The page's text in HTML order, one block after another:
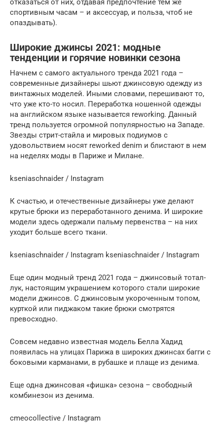
отказаться от них, отдавая предпочтение тем же
спортивным часам – и аксессуар, и польза, чтоб не
опаздывать).
Широкие джинсы 2021: модные
тенденции и горячие новинки сезона
Начнем с самого актуального тренда 2021 года –
современные дизайнеры шьют джинсовую одежду из
винтажных моделей. Иными словами, перешивают то,
что уже кто-то носил. Переработка ношенной одежды
на английском языке называется reworking. Данный
тренд пользуется огромной популярностью на Западе.
Звезды стрит-стайла и мировых подиумов с
удовольствием носят reworked denim и блистают в нем
на неделях моды в Париже и Милане.
kseniaschnaider / Instagram
К счастью, и отечественные дизайнеры уже делают
крутые брюки из переработанного денима. И широкие
модели здесь одержали пальму первенства – на них
уходит больше всего ткани.
kseniaschnaider / Instagram kseniaschnaider / Instagram
Еще один модный тренд 2021 года – джинсовый тотал-
лук, настоящим украшением которого стали широкие
модели джинсов. С джинсовым укороченным топом,
курткой или пиджаком такие брюки смотрятся
превосходно.
Совсем недавно известная модель Белла Хадид
появилась на улицах Парижа в широких джинсах багги с
боковыми карманами, в рубашке и плаще из денима.
Еще одна джинсовая «фишка» сезона – свободный
комбинезон из денима.
cmeocollective / Instagram